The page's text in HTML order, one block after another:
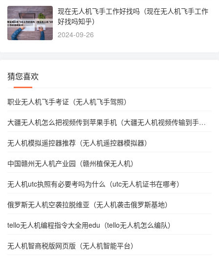
现在无人机飞手工作好找吗（现在无人机飞手工作
好找吗知乎）
2024-09-26
猜您喜欢
职业无人机飞手考证（无人机飞手驾照）
大疆无人机怎么把视频传到苹果手机（大疆无人机视频传输到手
无人机模拟遥控器推荐（无人机遥控器模拟器）
中国赣州无人机产业园（赣州植保无人机）
无人机utc执照有必要考吗为什么（utc无人机证书在哪考）
俄罗斯无人机空袭拉脱维亚（无人机袭击俄罗斯基地）
tello无人机编程指令大全用edu（tello无人机怎么编队）
无人机智商税版网页版（无人机智能平台）